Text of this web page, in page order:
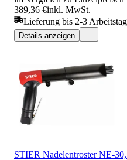
389,36 €inkl. MwSt.
Lieferung bis 2-3
Details anzeigen
STIER Nadelentroster NE-